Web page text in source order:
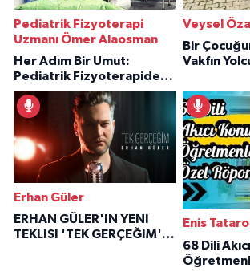
Pediatrik Fizyoterapi
Uzmanı Ömer Alaosman
Her Adım Bir Umut:
Pediatrik Fizyoterapiden
İlham Veren Hikâyeler
Veysel
Bir
Vakfın
Erhan Güler
ERHAN GÜLER'IN YENI
TEKLISI 'TEK GERÇEĞIM'LE
Enis
68 Dili